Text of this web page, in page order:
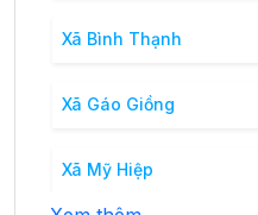
Xã Bình Thạnh
Xã Gáo Giồng
Xã Mỹ Hiệp